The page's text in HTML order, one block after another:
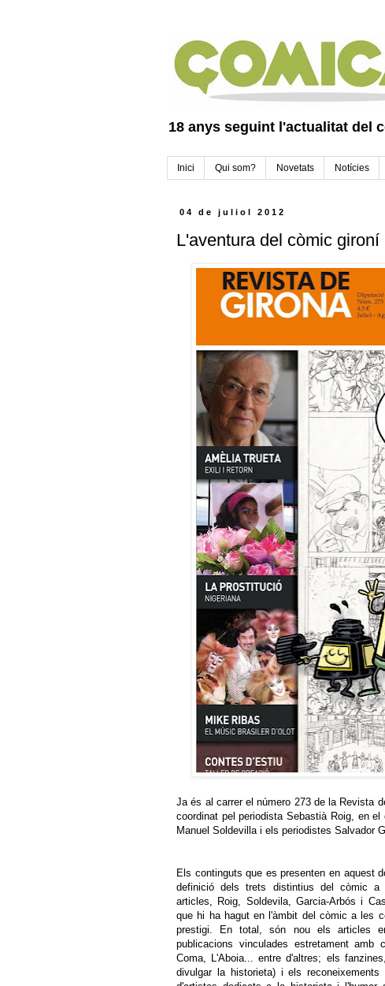
18 anys seguint l'actualitat del
Inici Qui som? Novetats Notícies
04 de juliol 2012
L'aventura del còmic gironí
Ja és al carrer el número 273 de la Revista
coordinat pel periodista Sebastià Roig, en
Manuel Soldevilla i els periodistes Salvador
Els continguts que es presenten en aquest
definició dels trets distintius del còmic a
articles, Roig, Soldevila, Garcia-Arbós i
que hi ha hagut en l'àmbit del còmic a les
prestigi. En total, són nou els articles
publicacions vinculades estretament
Coma, L'Aboia... entre d'altres; els
divulgar la historieta) i els